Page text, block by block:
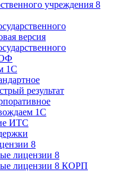
учреждения 8
версия
1С
результат
1С
ИТС
8
лицензии 8
лицензии 8 КОРП